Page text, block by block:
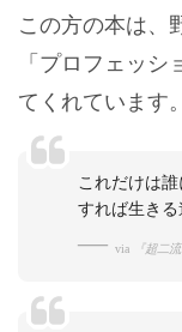
この方の本は、
「プロフェッ
てくれています。
これだけは
すれば生きる
via 『超二